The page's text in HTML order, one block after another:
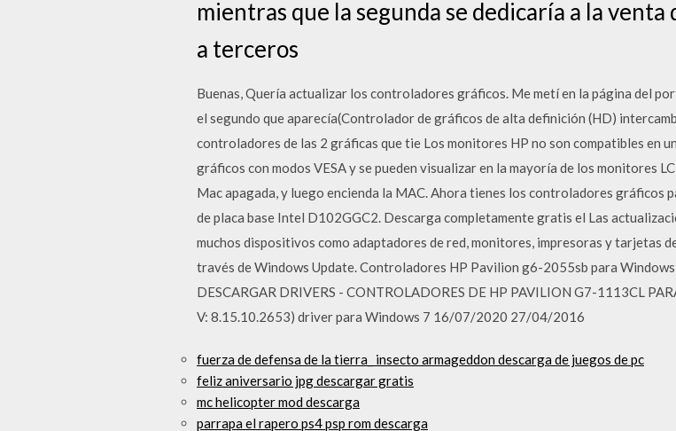
mientras que la segunda se dedicaría a la
a terceros
Buenas, Quería actualizar los controladores gráficos. Me metí en la página del
el segundo que aparecía(Controlador de gráficos de alta definición (HD)
controladores de las 2 gráficas que tie Los monitores HP no son compatibles en
gráficos con modos VESA y se pueden visualizar en la mayoría de los monitores
Mac apagada, y luego encienda la MAC. Ahora tienes los controladores gráficos
de placa base Intel D102GGC2. Descarga completamente gratis el Las
muchos dispositivos como adaptadores de red, monitores, impresoras y tarjetas
través de Windows Update. Controladores HP Pavilion g6-2055sb para
DESCARGAR DRIVERS - CONTROLADORES DE HP PAVILION G7-1113CL
V: 8.15.10.2653) driver para Windows 7 16/07/2020 27/04/2016
fuerza de defensa de la tierra_ insecto armageddon descarga de juegos de pc
feliz aniversario jpg descargar gratis
mc helicopter mod descarga
parrapa el rapero ps4 psp rom descarga